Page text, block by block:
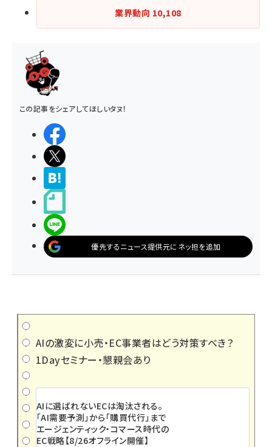
業界動向 10,108
この記事をシェアしてほしいタヌ！
優先するニュース提供元にネッ担を追加
AIの激変に小売・EC事業者はどう対策すべき？
1Dayセミナー・懇親会あり
AIに選ばれないECは淘汰される。
「AI需要予測」から「購買代行」まで
エージェンティック・コマース時代の
EC戦略【8/26オフライン開催】